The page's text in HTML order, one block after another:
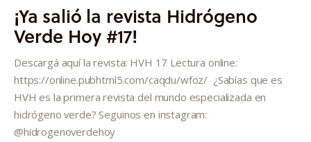
Proyectos
Informes
Quiénes somos
¡Ya salió la revista Hidrógeno
Verde Hoy #17!
Descargá aquí la revista: HVH 17 Lectura online:
https://online.pubhtml5.com/caqdu/wfoz/ ¿Sabías que es
HVH es la primera revista del mundo especializada en
hidrógeno verde? Seguinos en instagram:
@hidrogenoverdehoy